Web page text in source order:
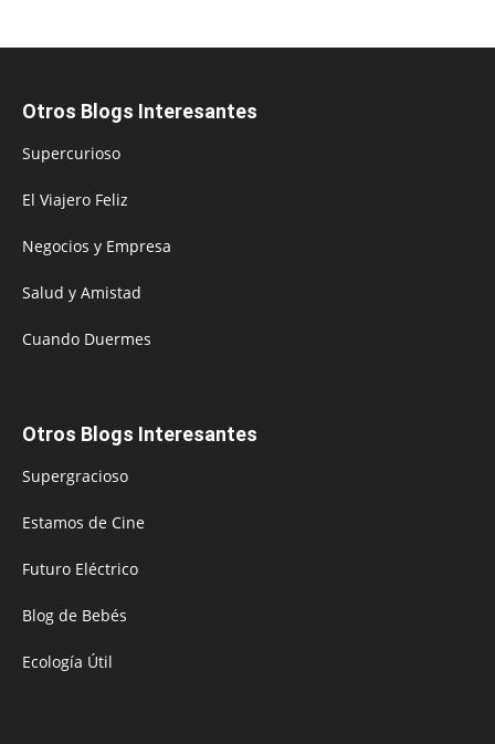
Otros Blogs Interesantes
Supercurioso
El Viajero Feliz
Negocios y Empresa
Salud y Amistad
Cuando Duermes
Otros Blogs Interesantes
Supergracioso
Estamos de Cine
Futuro Eléctrico
Blog de Bebés
Ecología Útil